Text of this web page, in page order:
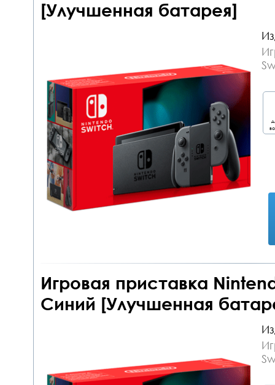
[Улучшенная батарея]
Игровая приставка
Синий [Улучшенная